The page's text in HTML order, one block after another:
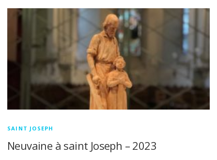
SAINT JOSEPH
Neuvaine à saint Joseph – 2023